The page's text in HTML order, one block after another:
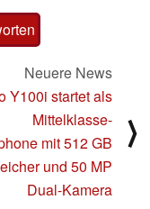
Neuere News
Y100i startet als
Mittelklasse-
mit 512 GB
und 50 MP
Dual-Kamera
⟩